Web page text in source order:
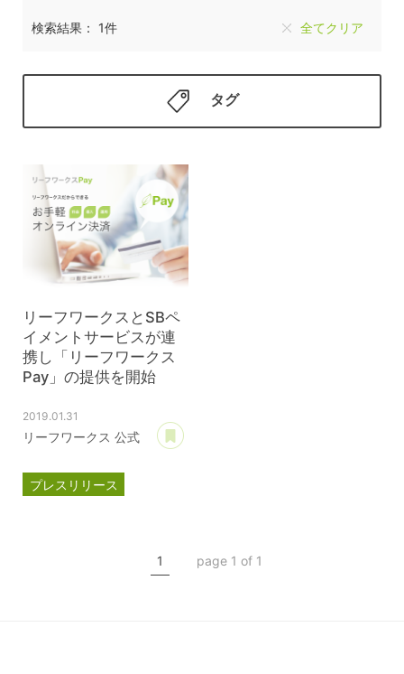
検索結果： 1件 全てクリア
タグ
リーフワークスとSBペ
イメントサービスが連
携し「リーフワークス
Pay」の提供を開始
2019.01.31
リーフワークス 公式
プレスリリース
クレジットカード決済
1 page 1 of 1